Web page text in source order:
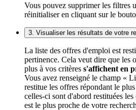
Vous pouvez supprimer les filtres
réinitialiser en cliquant sur le
3. Visualiser les résultats de votre
La liste des offres d'emploi est
pertinence. Cela veut dire que les
plus à vos critères s'affichent en
Vous avez renseigné le champ «
restitue les offres répondant le
celles-ci sont d'abord restituées
est le plus proche de votre